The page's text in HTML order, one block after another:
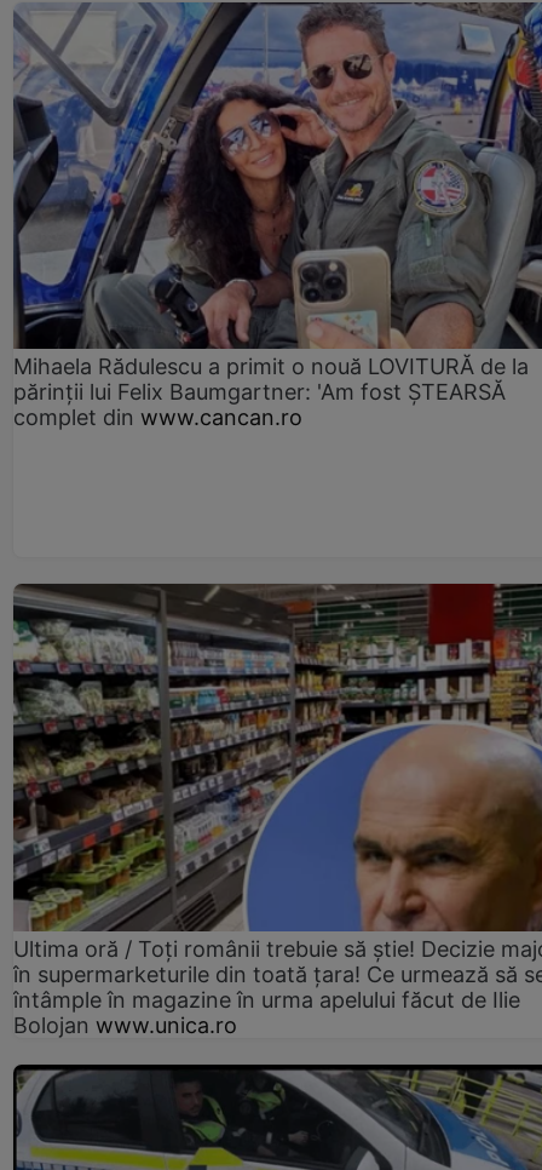
Mihaela Rădulescu a primit o nouă LOVITURĂ de la
părinții lui Felix Baumgartner: 'Am fost ȘTEARSĂ
complet din www.cancan.ro
Ultima oră / Toți românii trebuie să știe! Decizie
în supermarketurile din toată țara! Ce urmează să
întâmple în magazine în urma apelului făcut de Ilie
Bolojan www.unica.ro